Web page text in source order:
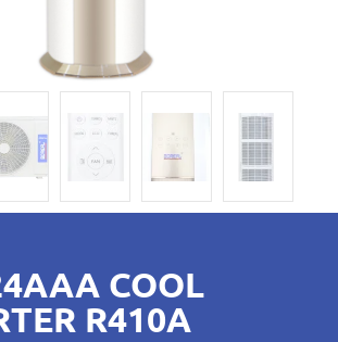
COOL
R410A